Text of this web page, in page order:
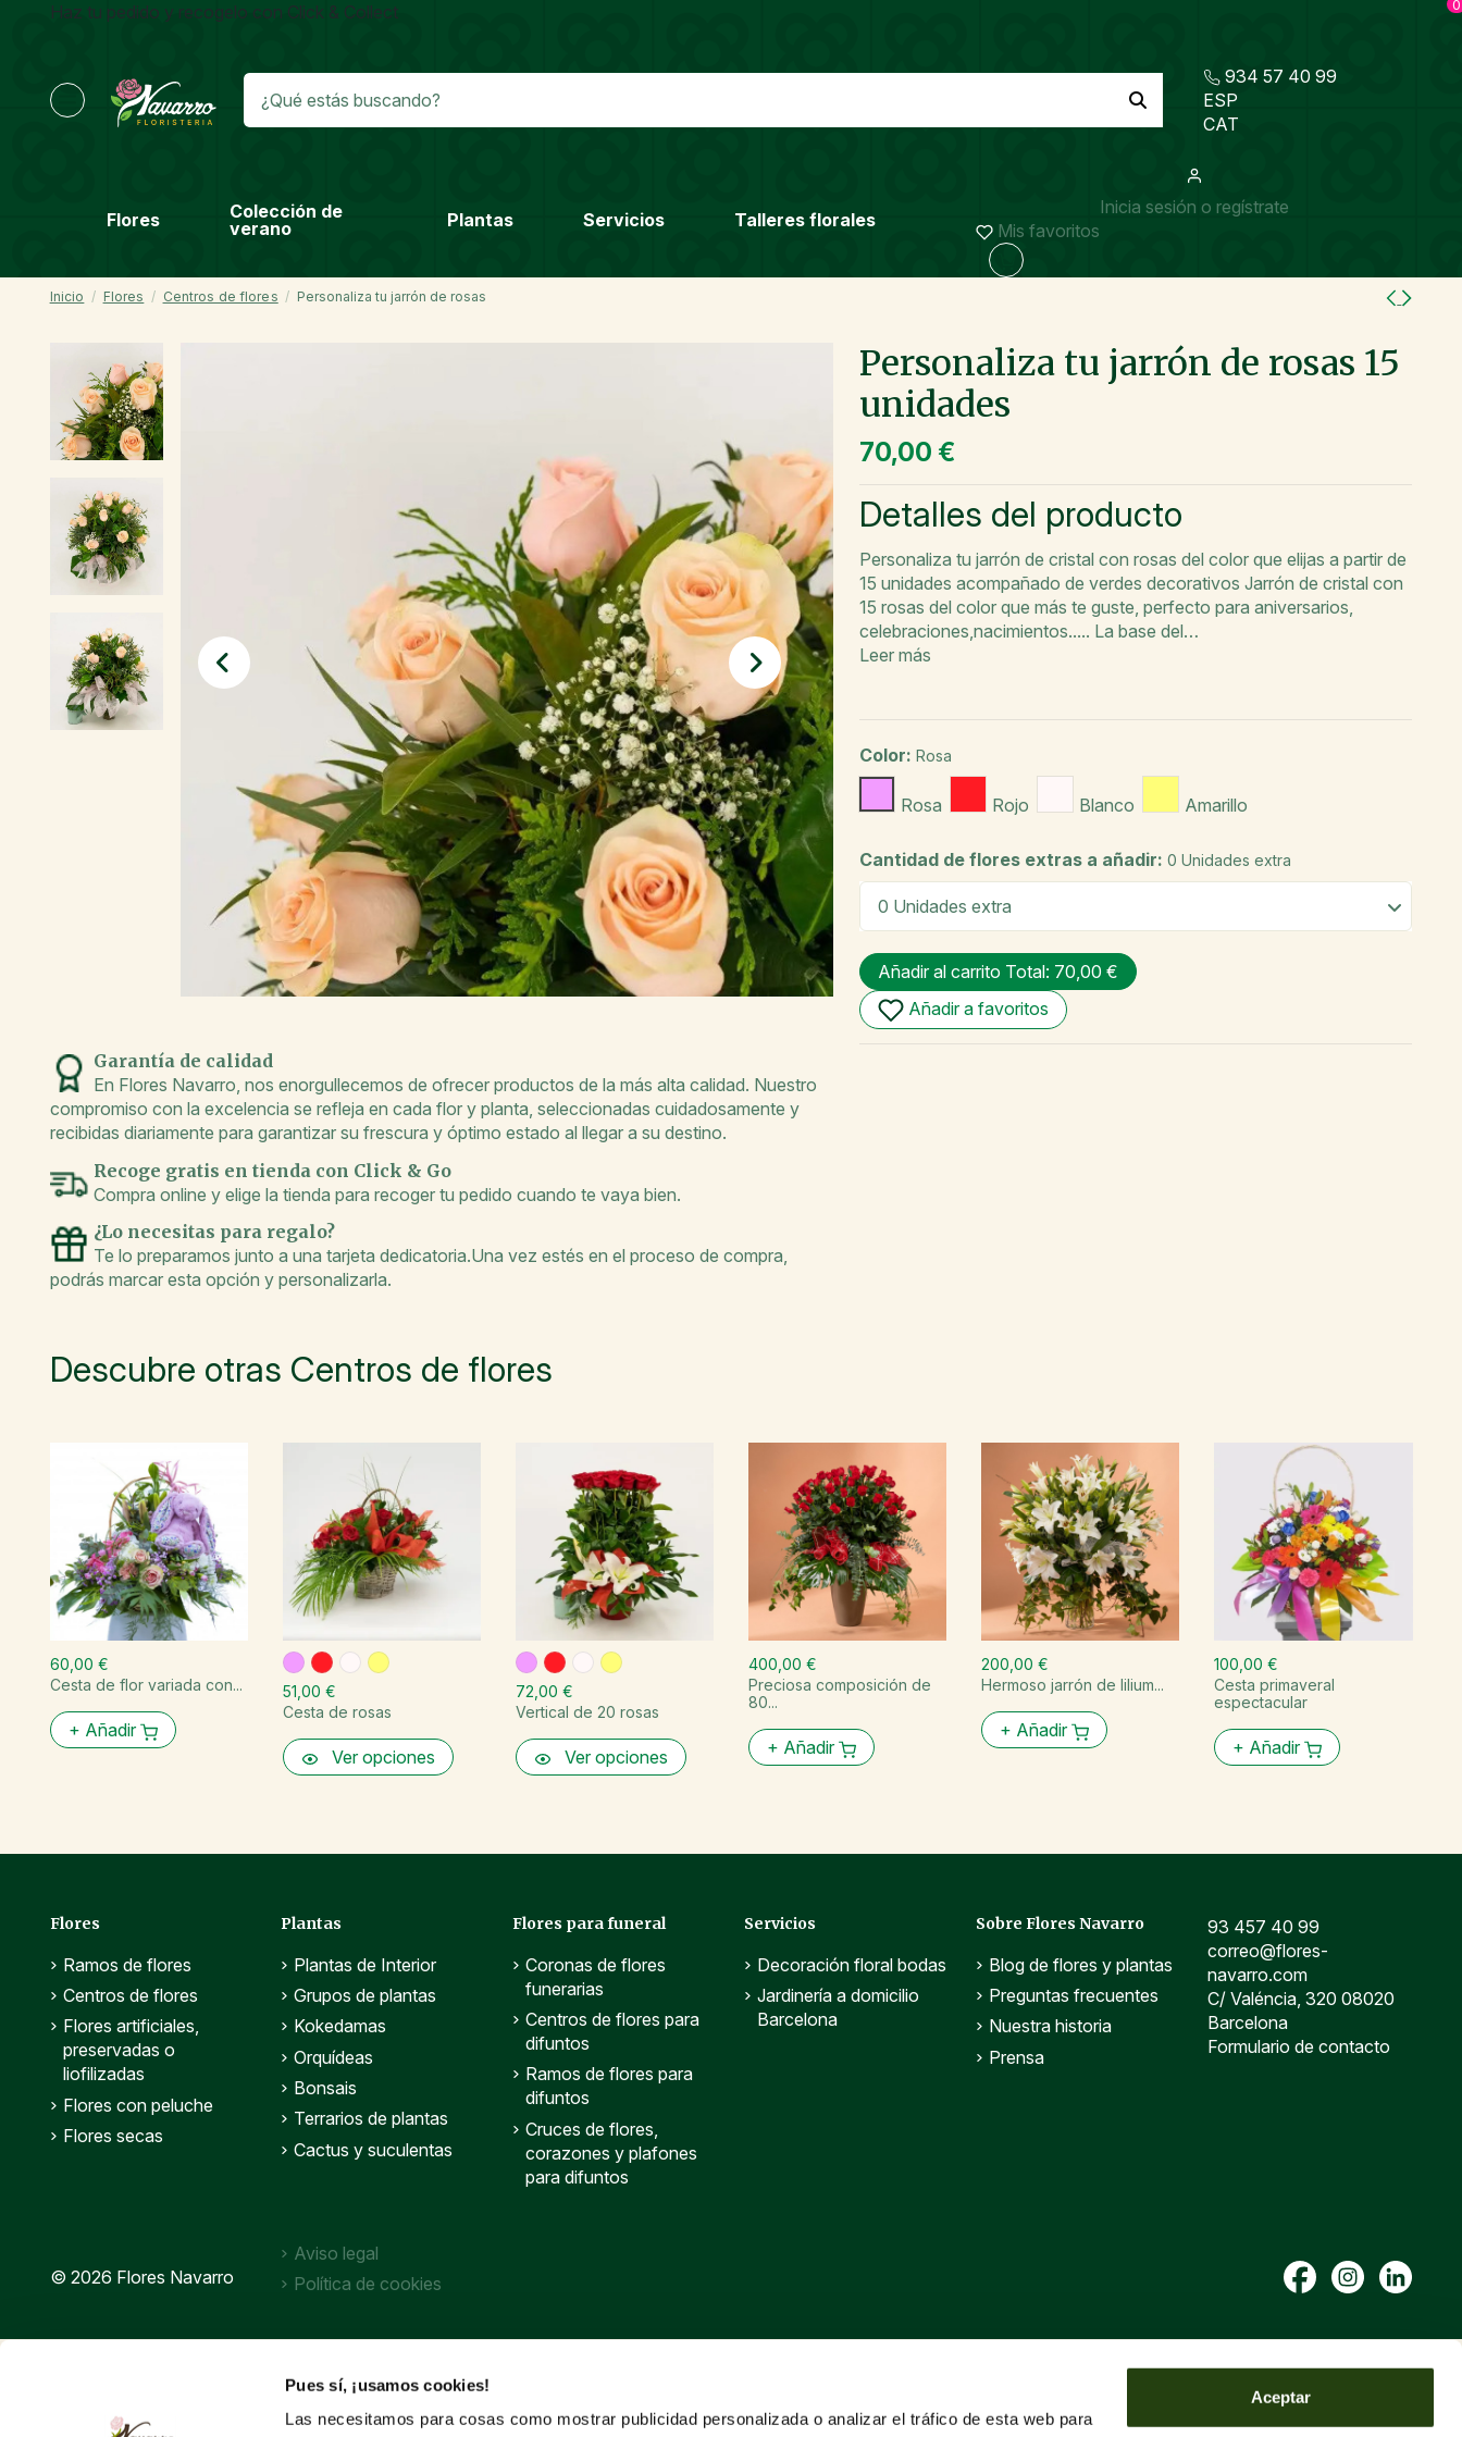
Pues sí, ¡usamos cookies!
Las necesitamos para cosas como mostrar publicidad personalizada o analizar el tráfico de esta web para
Aceptar
Haz tu pedido y recogelo con Click & Collect
934 57 40 99
ESP
CAT
Flores
Colección de
verano
Plantas Servicios Talleres florales
Inicia sesión o regístrate
Mis favoritos
0
Inicio Flores Centros de flores Personaliza tu jarrón de rosas
Garantía de calidad
En Flores Navarro, nos enorgullecemos de ofrecer productos de la más alta calidad. Nuestro
compromiso con la excelencia se refleja en cada flor y planta, seleccionadas cuidadosamente y
recibidas diariamente para garantizar su frescura y óptimo estado al llegar a su destino.
Recoge gratis en tienda con Click & Go
Compra online y elige la tienda para recoger tu pedido cuando te vaya bien.
¿Lo necesitas para regalo?
Te lo preparamos junto a una tarjeta dedicatoria.Una vez estés en el proceso de compra,
podrás marcar esta opción y personalizarla.
Personaliza tu jarrón de rosas 15
unidades
70,00 €
Detalles del producto
Personaliza tu jarrón de cristal con rosas del color que elijas a partir de
15 unidades acompañado de verdes decorativos Jarrón de cristal con
15 rosas del color que más te guste, perfecto para aniversarios,
celebraciones,nacimientos..... La base del…
Leer más
Color:Rosa
Rosa Rojo Blanco Amarillo
Cantidad de flores extras a añadir:0 Unidades extra
Añadir al carrito Total: 70,00 €
Añadir a favoritos
Descubre otras Centros de flores
60,00 €
Cesta de flor variada con...
+ Añadir
51,00 €
Cesta de rosas
Ver opciones
72,00 €
Vertical de 20 rosas
Ver opciones
400,00 €
Preciosa composición de
80...
+ Añadir
200,00 €
Hermoso jarrón de lilium...
+ Añadir
100,00 €
Cesta primaveral
espectacular
+ Añadir
Flores
Ramos de flores
Centros de flores
Flores artificiales,
preservadas o
liofilizadas
Flores con peluche
Flores secas
Plantas
Plantas de Interior
Grupos de plantas
Kokedamas
Orquídeas
Bonsais
Terrarios de plantas
Cactus y suculentas
Flores para funeral
Coronas de flores
funerarias
Centros de flores para
difuntos
Ramos de flores para
difuntos
Cruces de flores,
corazones y plafones
para difuntos
Servicios
Decoración floral bodas
Jardinería a domicilio
Barcelona
Sobre Flores Navarro
Blog de flores y plantas
Preguntas frecuentes
Nuestra historia
Prensa
93 457 40 99
correo@flores-
navarro.com
C/ Valéncia, 320 08020
Barcelona
Formulario de contacto
© 2026 Flores Navarro
Aviso legal
Política de cookies